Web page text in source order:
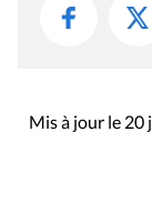
Mis à jour le 20